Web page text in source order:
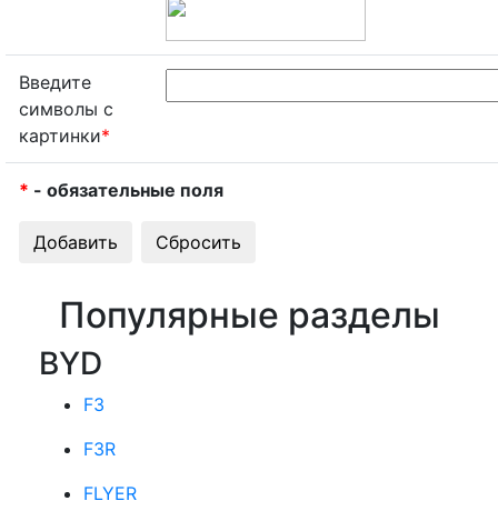
Введите
символы с
картинки*
* - обязательные поля
Популярные разделы
BYD
F3
F3R
FLYER